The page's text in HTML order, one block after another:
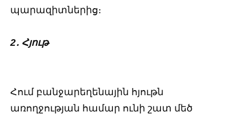
պարազիտներից։
2․ Հյութ
Հում բանջարեղենային հյութն
առողջության համար ունի շատ մեծ